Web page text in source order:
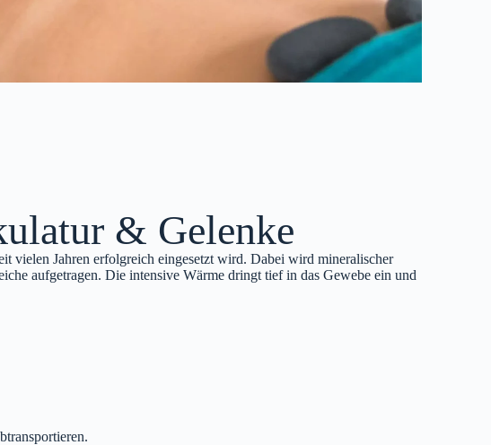
& Gelenke
vielen Jahren erfolgreich eingesetzt wird. Dabei wird mineralischer
aufgetragen. Die intensive Wärme dringt tief in das Gewebe ein und